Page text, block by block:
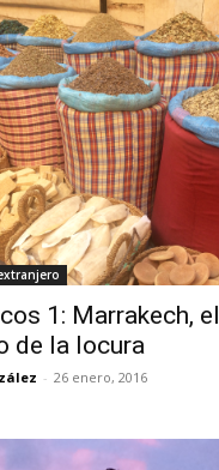
1: Marrakech, el
de la locura
- 26 enero, 2016